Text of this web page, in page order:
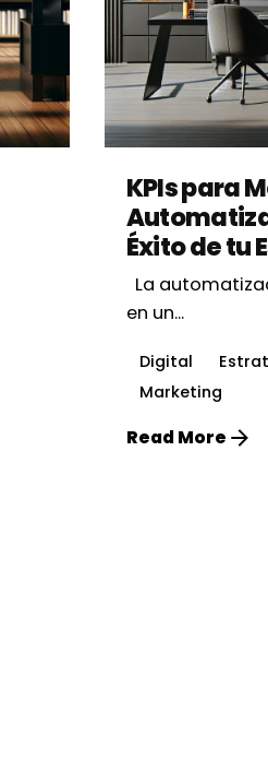
Posted by
Vbrand
KPIs para
Éxito de tu
La
en un...
Digital
Marketing
Read More